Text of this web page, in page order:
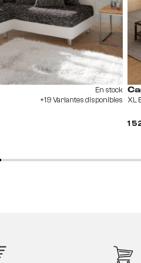
En stock
+19 Variantes disponibles XL
1